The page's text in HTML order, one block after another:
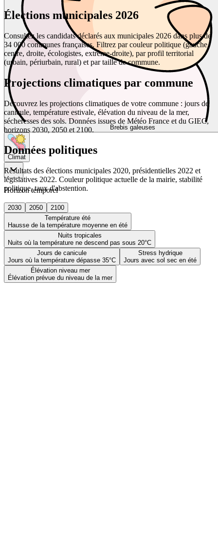
Brebis galeuses
Climat
Horizon temporel
2030 2050
2100
Température été
Hausse de la température moyenne en été
Nuits tropicales
Nuits où la température ne descend pas sous 20°C
Jours de canicule
Jours où la température dépasse 35°C
Stress hydrique
Jours avec sol sec en été
Élévation niveau mer
Élévation prévue du niveau de la mer
Élections municipales 2026
Consultez les candidats déclarés aux municipales 2026 dans plus de
34 000 communes françaises. Filtrez par couleur politique (gauche,
centre, droite, écologistes, extrême-droite), par profil territorial
(urbain, périurbain, rural) et par taille de commune.
Projections climatiques par commune
Découvrez les projections climatiques de votre commune : jours de
canicule, température estivale, élévation du niveau de la mer,
sécheresses des sols. Données issues de Météo France et du GIEC,
horizons 2030, 2050 et 2100.
Données politiques
Résultats des élections municipales 2020, présidentielles 2022 et
législatives 2022. Couleur politique actuelle de la mairie, stabilité
politique, taux d'abstention.